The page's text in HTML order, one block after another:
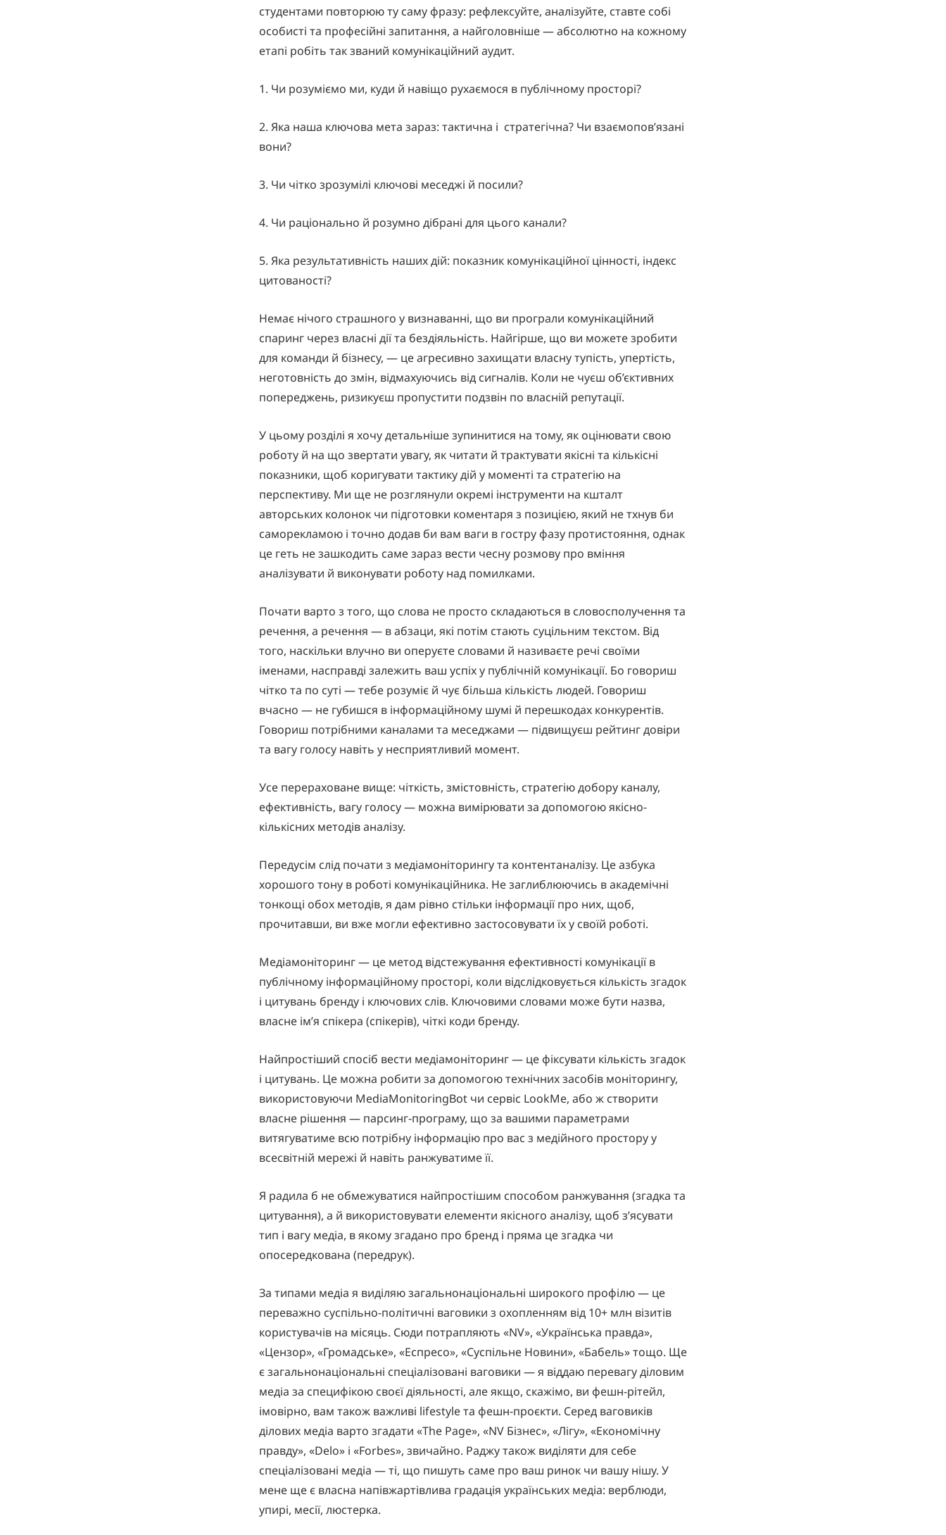
студентами повторюю ту саму фразу: рефлексуйте, аналізуйте, ставте собі
особисті та професійні запитання, а найголовніше — абсолютно на кожному
етапі робіть так званий комунікаційний аудит.
1. Чи розуміємо ми, куди й навіщо рухаємося в публічному просторі?
2. Яка наша ключова мета зараз: тактична і стратегічна? Чи взаємопов’язані
вони?
3. Чи чітко зрозумілі ключові меседжі й посили?
4. Чи раціонально й розумно дібрані для цього канали?
5. Яка результативність наших дій: показник комунікаційної цінності, індекс
цитованості?
Немає нічого страшного у визнаванні, що ви програли комунікаційний
спаринг через власні дії та бездіяльність. Найгірше, що ви можете зробити
для команди й бізнесу, — це агресивно захищати власну тупість, упертість,
неготовність до змін, відмахуючись від сигналів. Коли не чуєш об’єктивних
попереджень, ризикуєш пропустити подзвін по власній репутації.
У цьому розділі я хочу детальніше зупинитися на тому, як оцінювати свою
роботу й на що звертати увагу, як читати й трактувати якісні та кількісні
показники, щоб коригувати тактику дій у моменті та стратегію на
перспективу. Ми ще не розглянули окремі інструменти на кшталт
авторських колонок чи підготовки коментаря з позицією, який не тхнув би
саморекламою і точно додав би вам ваги в гостру фазу протистояння, однак
це геть не зашкодить саме зараз вести чесну розмову про вміння
аналізувати й виконувати роботу над помилками.
Почати варто з того, що слова не просто складаються в словосполучення та
речення, а речення — в абзаци, які потім стають суцільним текстом. Від
того, наскільки влучно ви оперуєте словами й називаєте речі своїми
іменами, насправді залежить ваш успіх у публічній комунікації. Бо говориш
чітко та по суті — тебе розуміє й чує більша кількість людей. Говориш
вчасно — не губишся в інформаційному шумі й перешкодах конкурентів.
Говориш потрібними каналами та меседжами — підвищуєш рейтинг довіри
та вагу голосу навіть у несприятливий момент.
Усе перераховане вище: чіткість, змістовність, стратегію добору каналу,
ефективність, вагу голосу — можна вимірювати за допомогою якісно-
кількісних методів аналізу.
Передусім слід почати з медіамоніторингу та контентаналізу. Це азбука
хорошого тону в роботі комунікаційника. Не заглиблюючись в академічні
тонкощі обох методів, я дам рівно стільки інформації про них, щоб,
прочитавши, ви вже могли ефективно застосовувати їх у своїй роботі.
Медіамоніторинг — це метод відстежування ефективності комунікації в
публічному інформаційному просторі, коли відслідковується кількість згадок
і цитувань бренду і ключових слів. Ключовими словами може бути назва,
власне ім’я спікера (спікерів), чіткі коди бренду.
Найпростіший спосіб вести медіамоніторинг — це фіксувати кількість згадок
і цитувань. Це можна робити за допомогою технічних засобів моніторингу,
використовуючи MediaMonitoringBot чи сервіс LookMe, або ж створити
власне рішення — парсинг-програму, що за вашими параметрами
витягуватиме всю потрібну інформацію про вас з медійного простору у
всесвітній мережі й навіть ранжуватиме її.
Я радила б не обмежуватися найпростішим способом ранжування (згадка та
цитування), а й використовувати елементи якісного аналізу, щоб з’ясувати
тип і вагу медіа, в якому згадано про бренд і пряма це згадка чи
опосередкована (передрук).
За типами медіа я виділяю загальнонаціональні широкого профілю — це
переважно суспільно-політичні ваговики з охопленням від 10+ млн візитів
користувачів на місяць. Сюди потрапляють «NV», «Українська правда»,
«Цензор», «Громадське», «Еспресо», «Суспільне Новини», «Бабель» тощо. Ще
є загальнонаціональні спеціалізовані ваговики — я віддаю перевагу діловим
медіа за специфікою своєї діяльності, але якщо, скажімо, ви фешн-рітейл,
імовірно, вам також важливі lifestyle та фешн-проєкти. Серед ваговиків
ділових медіа варто згадати «The Page», «NV Бізнес», «Лігу», «Економічну
правду», «Delo» і «Forbes», звичайно. Раджу також виділяти для себе
спеціалізовані медіа — ті, що пишуть саме про ваш ринок чи вашу нішу. У
мене ще є власна напівжартівлива градація українських медіа: верблюди,
упирі, месії, люстерка.